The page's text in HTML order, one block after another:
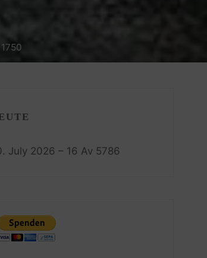
July 2026 – 16 Av 5786